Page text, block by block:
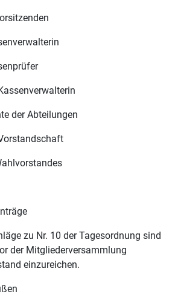
der Abteilungen
zu Nr. 10 der Tagesordnung sind
der Mitgliederversammlung
einzureichen.